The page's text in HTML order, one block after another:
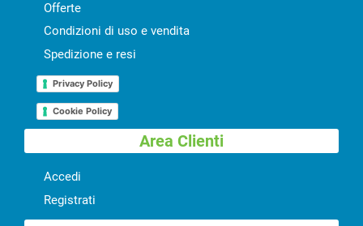
Offerte
Condizioni di uso e vendita
Spedizione e resi
Privacy Policy
Cookie Policy
Area Clienti
Accedi
Registrati